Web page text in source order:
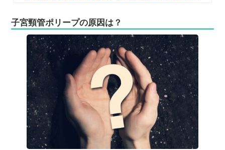
子宮頸管ポリープの原因は？